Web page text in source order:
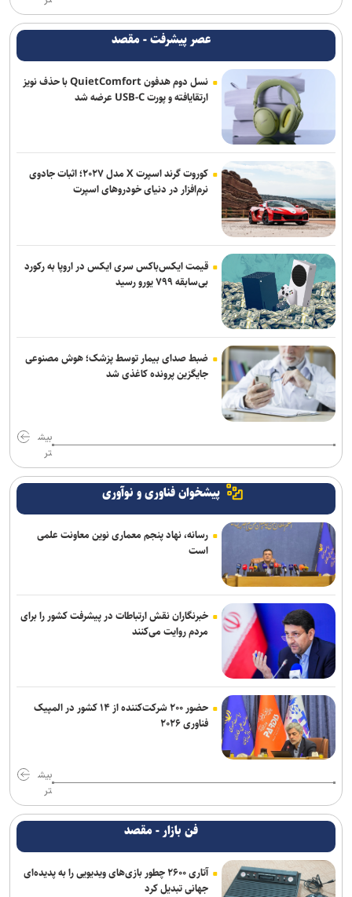
شکایت متقابل همسر نتانیاهو از کارمند سابق اقامتگاه نخست‌وزیری
طباطبائی: قسمت دوم گزارش رئیس جمهور به مردم امشب پخش می‌شود
باختند
رویترز: ده‌ها شرکت بزرگ آمریکایی هدف حملات سایبری هکر‌ها قرار
عصر پیشرفت - مقصد
نسل دوم هدفون QuietComfort با حذف نویز
ارتقایافته و پورت USB-C عرضه شد
کوروت گرند اسپرت X مدل ۲۰۲۷؛ اثبات جادوی
نرم‌افزار در دنیای خودروهای اسپرت
قیمت ایکس‌باکس سری ایکس در اروپا به رکورد
بی‌سابقه ۷۹۹ یورو رسید
ضبط صدای بیمار توسط پزشک؛ هوش مصنوعی
جایگزین پرونده کاغذی شد
بیش
تر
پیشخوان فناوری و نوآوری
رسانه، نهاد پنجم معماری نوین معاونت علمی
است
خبرنگاران نقش ارتباطات در پیشرفت کشور را برای
مردم روایت می‌کنند
حضور ۲۰۰ شرکت‌کننده از ۱۴ کشور در المپیک
فناوری ۲۰۲۶
بیش
تر
فن بازار - مقصد
آتاری ۲۶۰۰ چطور بازی‌های ویدیویی را به پدیده‌ای
جهانی تبدیل کرد